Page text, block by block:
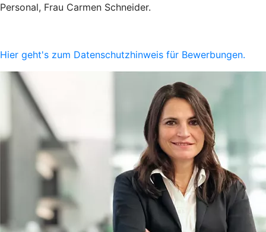
Personal, Frau Carmen Schneider.
Hier geht's zum Datenschutzhinweis für Bewerbungen.